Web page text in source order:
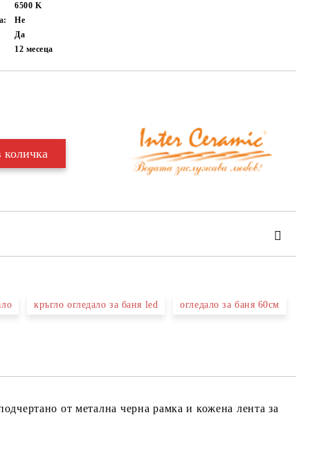
6500 K
Не
Да
12 месеца
кръгло огледало за баня led огледало за баня 60см
от метална черна рамка и кожена лента за